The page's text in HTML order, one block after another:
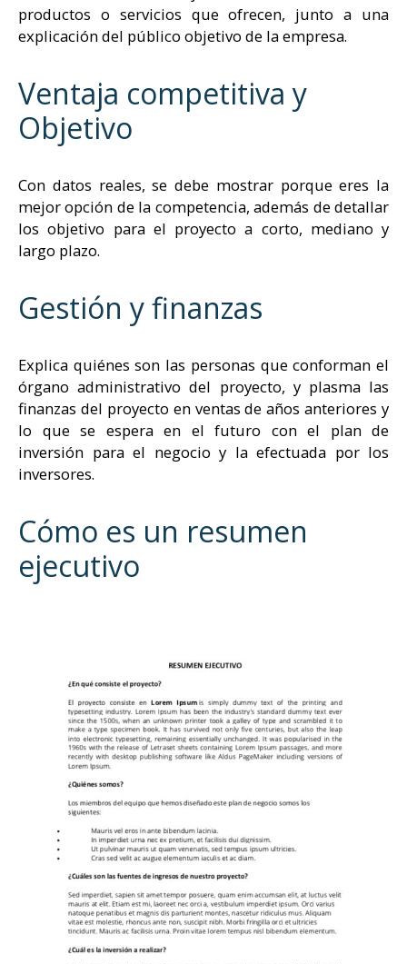
productos o servicios que ofrecen, junto a una
explicación del público objetivo de la empresa.
Ventaja competitiva y
Objetivo
Con datos reales, se debe mostrar porque eres la
mejor opción de la competencia, además de detallar
los objetivo para el proyecto a corto, mediano y
largo plazo.
Gestión y finanzas
Explica quiénes son las personas que conforman el
órgano administrativo del proyecto, y plasma las
finanzas del proyecto en ventas de años anteriores y
lo que se espera en el futuro con el plan de
inversión para el negocio y la efectuada por los
inversores.
Cómo es un resumen
ejecutivo